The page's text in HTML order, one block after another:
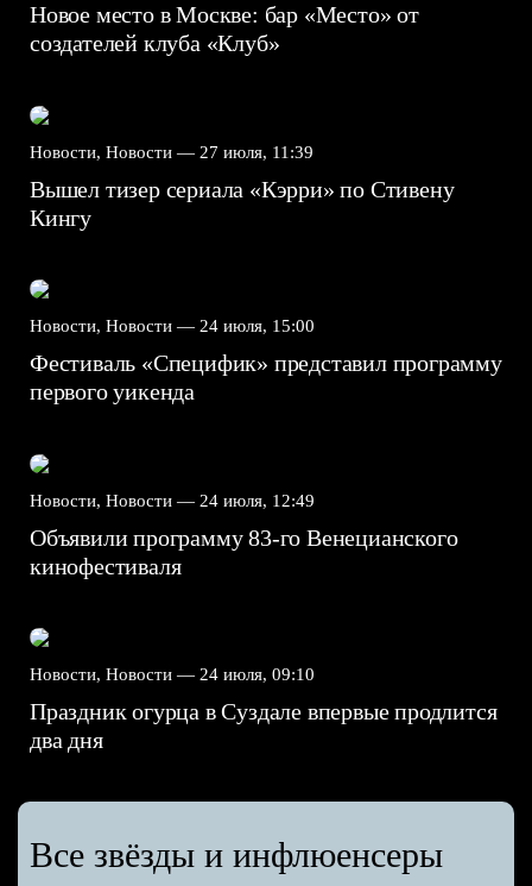
Новое место в Москве: бар «Место» от
создателей клуба «Клуб»
Новости, Новости — 27 июля, 11:39
Вышел тизер сериала «Кэрри» по Стивену
Кингу
Новости, Новости — 24 июля, 15:00
Фестиваль «Специфик» представил программу
первого уикенда
Новости, Новости — 24 июля, 12:49
Объявили программу 83-го Венецианского
кинофестиваля
Новости, Новости — 24 июля, 09:10
Праздник огурца в Суздале впервые продлится
два дня
Все звёзды и инфлюенсеры